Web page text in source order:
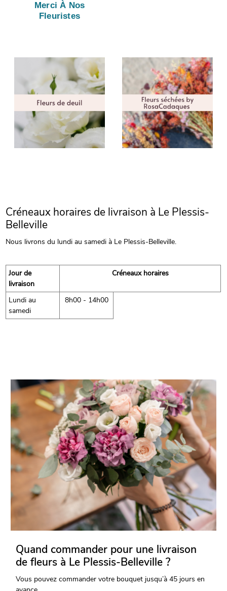
Merci À Nos
Fleuristes
Créneaux horaires de livraison à Le Plessis-
Belleville
Nous livrons du lundi au samedi à Le Plessis-Belleville.
Jour de
livraison
Créneaux horaires
Lundi au
samedi
8h00 - 14h00
Quand commander pour une livraison
de fleurs à Le Plessis-Belleville ?
Vous pouvez commander votre bouquet jusqu’à 45 jours en